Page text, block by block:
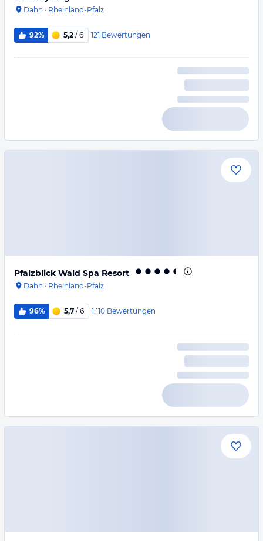
Dahn · Rheinland-Pfalz
92% 5,2 / 6 121 Bewertungen
Pfalzblick Wald Spa Resort
Dahn · Rheinland-Pfalz
96% 5,7 / 6 1.110 Bewertungen